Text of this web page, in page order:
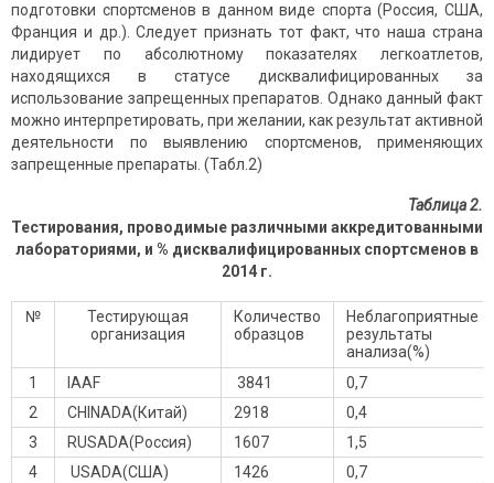
подготовки спортсменов в данном виде спорта (Россия, США,
Франция и др.). Следует признать тот факт, что наша страна
лидирует по абсолютному показателях легкоатлетов,
находящихся в статусе дисквалифицированных за
использование запрещенных препаратов. Однако данный факт
можно интерпретировать, при желании, как результат активной
деятельности по выявлению спортсменов, применяющих
запрещенные препараты. (Табл.2)
Таблица 2.
Тестирования, проводимые различными аккредитованными
лабораториями, и % дисквалифицированных спортсменов в
2014 г.
№
Тестирующая
организация
Количество
образцов
Неблагоприятные
результаты
анализа(%)
1
IAAF 3841
0,7
2
CHINADA(Китай) 2918
0,4
3
RUSADA(Россия) 1607
1,5
4
USADA(США) 1426
0,7